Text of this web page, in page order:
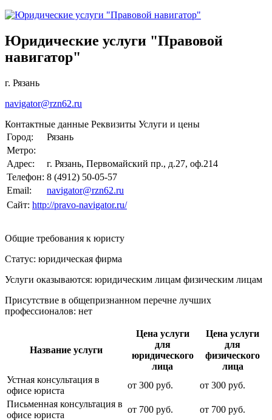
Юридические услуги "Правовой
навигатор"
г. Рязань
navigator@rzn62.ru
Контактные данные Реквизиты Услуги и цены
Город:
Рязань
Метро:
Адрес:
г. Рязань, Первомайский пр., д.27, оф.214
Телефон: 8 (4912) 50-05-57
Email:
navigator@rzn62.ru
Сайт: http://pravo-navigator.ru/
Общие требования к юристу
Статус: юридическая фирма
Услуги оказываются: юридическим лицам физическим лицам
Присутствие в общепризнанном перечне лучших
профессионалов: нет
Название услуги
Цена услуги
для
юридического
лица
Цена услуги
для
физического
лица
Устная консультация в
офисе юриста
от 300 руб. от 300 руб.
Письменная консультация в
офисе юриста
от 700 руб. от 700 руб.